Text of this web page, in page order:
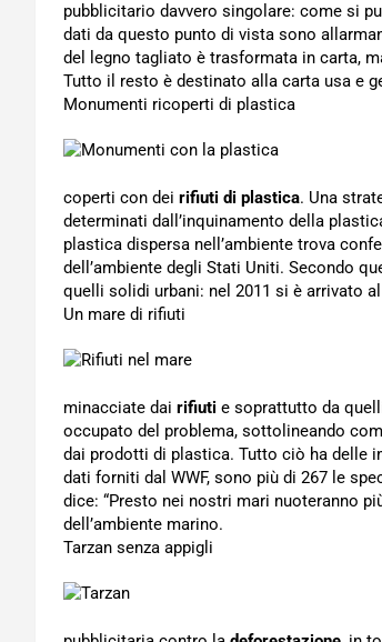
pubblicitario davvero singolare: come si
dati da questo punto di vista sono
del legno tagliato è trasformata in carta,
Tutto il resto è destinato alla carta usa e
Monumenti ricoperti di plastica
coperti con dei rifiuti di plastica. Una
determinati dall’inquinamento della
plastica dispersa nell’ambiente trova
dell’ambiente degli Stati Uniti. Secondo
quelli solidi urbani: nel 2011 si è arrivato al
Un mare di rifiuti
minacciate dai rifiuti e soprattutto da
occupato del problema, sottolineando
dai prodotti di plastica. Tutto ciò ha delle
dati forniti dal WWF, sono più di 267 le
dice: “Presto nei nostri mari nuoteranno
dell’ambiente marino.
Tarzan senza appigli